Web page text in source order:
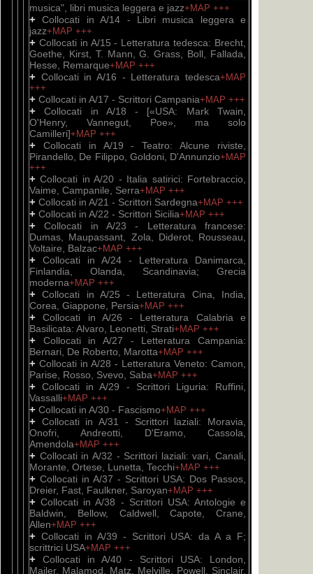
musica", libri musica leggera e jazz+MAP +++
+Collocati in A/14 - Libri musica leggera e
jazz+MAP +++
+ Collocati in A/15 - Letteratura tedesca: Brecht,
Goethe, Kirst, T. Mann, G. Grass, Boll, Fallada,
Hesse, Remarque+MAP +++
+ Collocati in A/16 - Letteratura tedesca+MAP
+++
+ Collocati in A/17 - Scrittori Campania+MAP +++
+Collocati in A/18 - [«USA: Mark Twain,
O'Henry, Vannegut, Poe», ma solo
Camilleri]+MAP +++
+ Collocati in A/19 - Teatro: Alcune riviste,
Pirandello, De Filippo, Goldoni, D'Annunzio+MAP
+++
+Collocati in A/20 - Italia satirici: Fortebraccio,
Vaime, Campanile, Serra+MAP +++
+ Collocati in A/21 - Scrittori Sardegna+MAP +++
+ Collocati in A/22 - Scrittori Sicilia+MAP +++
+Collocati in A/23 - Letteratura francese:
Dumas, Maupassant, Zola, Diderot, Rousseau,
Voltaire, Balzac+MAP +++
+ Collocati in A/24 - Letteratura Danimarca,
Finlandia, Olanda, Scandinavia; Grecia
moderna+MAP +++
+Collocati in A/25 - Letteratura Cina, India,
Corea, Giappone, Persia+MAP +++
+Collocati in A/26 - Letteratura Calabria e
Basilicata: Alvaro, Leonetti, Strati+MAP +++
+ Collocati in A/27 - Letteratura Campania:
Bernari, De Roberto, Marotta+MAP +++
+ Collocati in A/28 - Letteratura Veneto: Camon,
Parise, Rosso, Svevo, Saba+MAP +++
+Collocati in A/29 - Scrittori Liguria: Ruffini,
Vassalli+MAP +++
+ Collocati in A/30 - Fascismo+MAP +++
+ Collocati in A/31 - Scrittori laziali: Moravia,
Onofri, Andreotti, D'Eramo, Cassola,
Amendola+MAP +++
+ Collocati in A/32 - Scrittori laziali: vari, Canali,
Morante, Ortese, Lunetta, Tecchi+MAP +++
+ Collocati in A/37 - Scrittori USA: Dos Passos,
Dreier, Fast, Faulkner, Saroyan+MAP +++
+Collocati in A/38 - Scrittori USA: Antologie e
Baldwin, Bellow, Caldwell, Capote, Crane,
Allen+MAP +++
+ Collocati in A/39 - Scrittori USA: da A a F;
scrittrici USA+MAP +++
+Collocati in A/40 - Scrittori USA: London,
Mailer, Malamod, Matz, Melville, Powell, Sinclair,